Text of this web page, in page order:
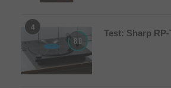
4
8.0
Test: Sharp RP-